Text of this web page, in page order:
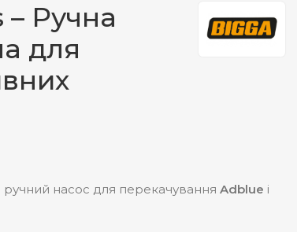
– Ручна
для
насос для перекачування Adblue і